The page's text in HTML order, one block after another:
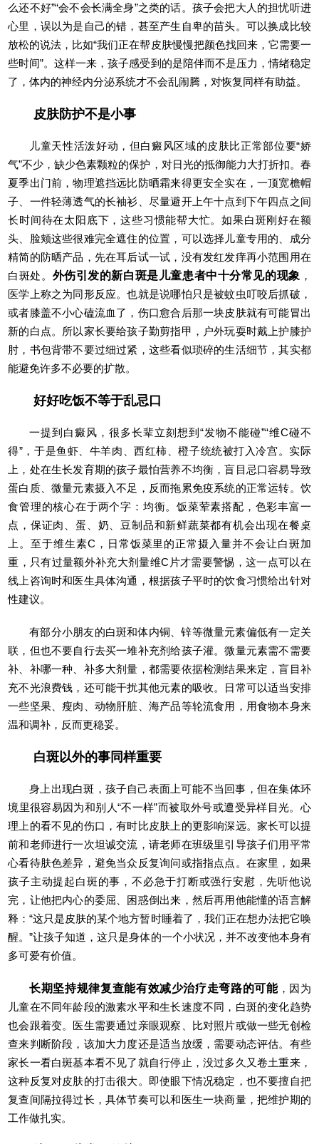
么还不好”“会不会长满全身”之类的话。孩子会把大人的担忧听进
心里，误以为是自己的错，甚至产生自卑的苗头。可以换成比较
放松的说法，比如“我们正在帮皮肤慢慢把颜色找回来，它需要一
些时间”。这样一来，孩子感受到的是陪伴而不是压力，情绪稳定
了，体内的神经内分泌系统才不会乱闹腾，对恢复同样有助益。
皮肤防护不是小事
儿童天性活泼好动，但白癜风区域的皮肤比正常部位要“娇
气”不少，缺少色素颗粒的保护，对日光的抵御能力大打折扣。春
夏季出门前，物理遮挡远比防晒霜来得更安全实在，一顶宽檐帽
子、一件轻薄透气的长袖衫、尽量避开上午十点到下午四点之间
长时间待在太阳底下，这些习惯能帮大忙。如果白斑刚好在额
头、脸颊这些很难完全遮住的位置，可以选择儿童专用的、成分
精简的防晒产品，先在耳后试一试，没有发红发痒再小范围用在
白斑处。 外伤引发的新白斑是儿童患者中十分常见的现象 ，
医学上称之为同形反应。也就是说哪怕只是被蚊虫叮咬后抓破，
或者膝盖不小心磕流血了，伤口愈合后那一块皮肤就有可能冒出
新的白点。所以家长要给孩子勤剪指甲，户外玩耍时戴上护膝护
肘，书包背带不要过细过紧，这些看似琐碎的生活细节，其实都
能避免许多不必要的扩散。
好好吃饭不等于乱忌口
一提到白癜风，很多长辈立刻想到“发物不能碰”“维C碰不
得”，于是鱼虾、牛羊肉、西红柿、橙子统统被打入冷宫。实际
上，处在生长发育期的孩子最怕营养不均衡，盲目忌口容易导致
蛋白质、微量元素摄入不足，反而拖累免疫系统的正常运转。饮
食管理的核心在于两个字：均衡。饭菜荤素搭配，色彩丰富一
点，保证肉、蛋、奶、豆制品和新鲜蔬菜都有机会出现在餐桌
上。至于维生素C，日常饭菜里的正常摄入量并不会让白斑加
重，只有过量额外补充大剂量维C片才需要警惕，这一点可以在
线上咨询时和医生具体沟通，根据孩子平时的饮食习惯给出针对
性建议。
有部分小朋友的白斑和体内铜、锌等微量元素偏低有一定关
联，但也不要自行去买一堆补充剂给孩子灌。微量元素需不需要
补、补哪一种、补多大剂量，都需要依据检测结果来定，盲目补
充不光浪费钱，还可能干扰其他元素的吸收。日常可以适当安排
一些坚果、瘦肉、动物肝脏、海产品等轮流食用，用食物本身来
温和调补，反而更稳妥。
白斑以外的事同样重要
身上出现白斑，孩子自己表面上可能不当回事，但在集体环
境里很容易因为和别人“不一样”而被取外号或遭受异样目光。心
理上的看不见的伤口，有时比皮肤上的更影响深远。家长可以提
前和老师进行一次坦诚交流，请老师在班级里引导孩子们用平常
心看待肤色差异，避免当众反复询问或指指点点。在家里，如果
孩子主动提起白斑的事，不必急于打断或强行安慰，先听他说
完，让他把内心的委屈、困惑倒出来，然后再用他能懂的语言解
释：“这只是皮肤的某个地方暂时睡着了，我们正在想办法把它唤
醒。”让孩子知道，这只是身体的一个小状况，并不改变他本身有
多可爱有价值。
长期坚持规律复查能有效减少治疗走弯路的可能，因为
儿童在不同年龄段的激素水平和生长速度不同，白斑的变化趋势
也会跟着变。医生需要通过亲眼观察、比对照片或做一些无创检
查来判断阶段，该加大力度还是适当放缓，需要动态评估。有些
家长一看白斑基本看不见了就自行停止，没过多久又卷土重来，
这种反复对皮肤的打击很大。即使眼下情况稳定，也不要擅自把
复查间隔拉得过长，具体节奏可以和医生一块商量，把维护期的
工作做扎实。